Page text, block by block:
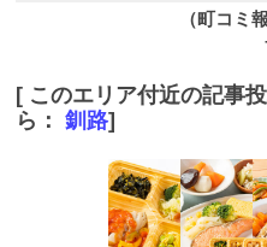
（町コミ
-
[ このエリア付近の記事
ら： 釧路]